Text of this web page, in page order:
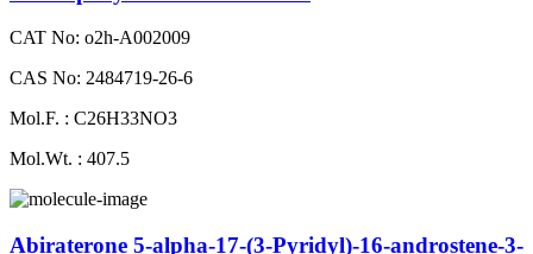
CAT No: o2h-A002009
CAS No: 2484719-26-6
Mol.F. : C26H33NO3
Mol.Wt. : 407.5
Abiraterone 5-alpha-17-(3-Pyridyl)-16-androstene-3-